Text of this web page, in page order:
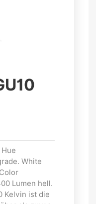
White
Lumen hell.
Kelvin ist die